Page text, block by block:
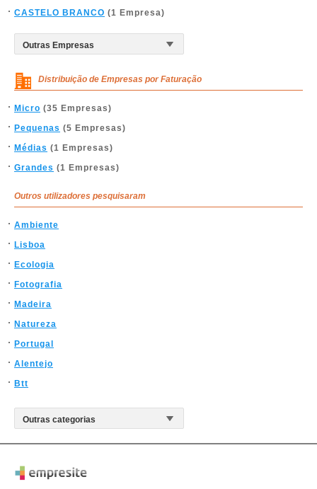
CASTELO BRANCO (1 Empresa)
Distribuição de Empresas por Faturação
Micro (35 Empresas)
Pequenas (5 Empresas)
Médias (1 Empresas)
Grandes (1 Empresas)
Outros utilizadores pesquisaram
Ambiente
Lisboa
Ecologia
Fotografia
Madeira
Natureza
Portugal
Alentejo
Btt